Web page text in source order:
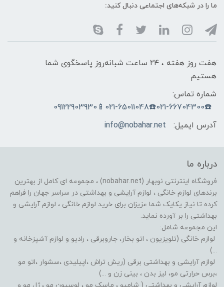
ما را در شبکه‌های اجتماعی دنبال کنید:
هفت روز هفته ، ۲۴ ساعت شبانه‌روز پاسخگوی شما
هستیم
شماره تماس:
☎️021-66704300☎️021-65011048📱09122903930
آدرس ایمیل:
info@nobahar.net
درباره ما
فروشگاه اینترنتی نوبهار (nobahar.net) ، مجموعه ای کامل از بهترین
برندهای لوازم خانگی ، لوازم آرایشی و بهداشتی در سراسر جهان را فراهم
کرده تا نیاز یکایک شما عزیزان برای خرید لوازم خانگی ، لوازم آرایشی و
بهداشتی را بر آورده نماید.
این مجموعه شامل:
لوازم خانگی (تلویزیون ، اتو بخار، جاروبرقی ، رادیو و لوازم آشپزخانه و
...)
لوازم آرایشی و بهداشتی برقی (ریش تراش ،اپیلیدی ،سشوار ،اتو مو
،برس حرارتی مو، لیز بدن ، بینی زن و ...)